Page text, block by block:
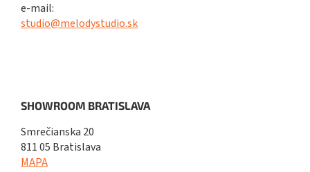
e-mail:
studio@melodystudio.sk
SHOWROOM BRATISLAVA
Smrečianska 20
811 05 Bratislava
MAPA